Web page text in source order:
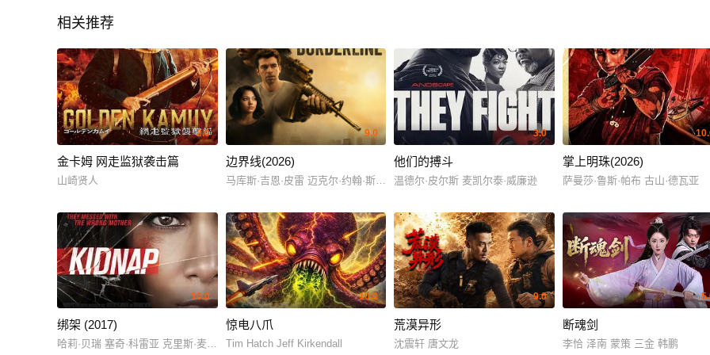
相关推荐
2.0
金卡姆 网走监狱袭击篇
山崎贤人
9.0
边界线(2026)
马库斯·吉恩·皮雷 迈克尔·约翰·斯坦利
3.0
他们的搏斗
温德尔·皮尔斯 麦凯尔泰·威廉逊
掌上明珠(2026)
萨曼莎·鲁斯·帕布 古山·德瓦亚
10.0
绑架 (2017)
哈莉·贝瑞 塞奇·科雷亚 克里斯·麦金
10.0
惊电八爪
Tim Hatch Jeff Kirkendall
9.0
荒漠异形
沈震轩 唐文龙
断魂剑
李恰 泽南 蒙策 三金 韩鹏